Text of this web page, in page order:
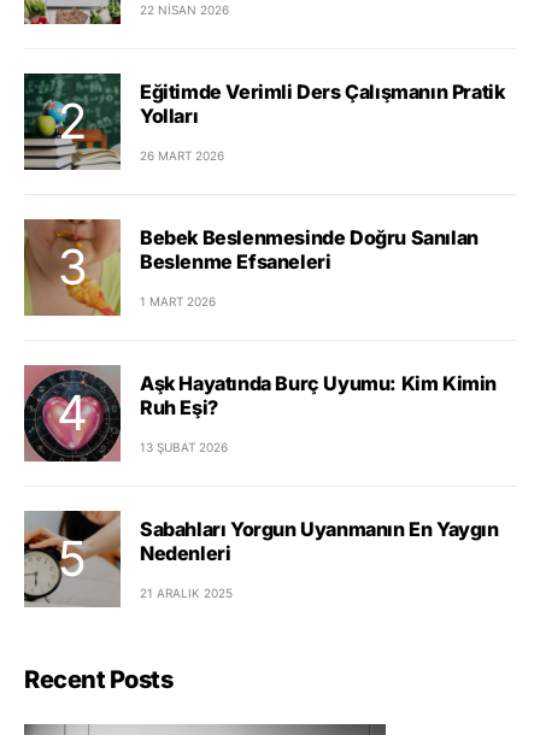
22 NISAN 2026
Eğitimde Verimli Ders Çalışmanın Pratik
Yolları
26 MART 2026
Bebek Beslenmesinde Doğru Sanılan
Beslenme Efsaneleri
1 MART 2026
Aşk Hayatında Burç Uyumu: Kim Kimin
Ruh Eşi?
13 ŞUBAT 2026
Sabahları Yorgun Uyanmanın En Yaygın
Nedenleri
21 ARALIK 2025
Recent Posts